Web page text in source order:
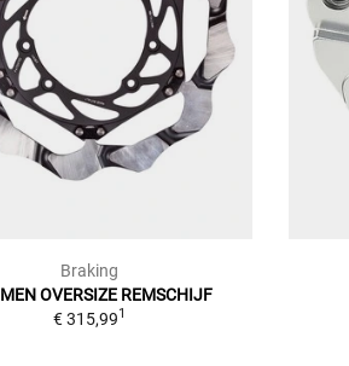
Braking
OVERSIZE REMSCHIJF
€ 315,991